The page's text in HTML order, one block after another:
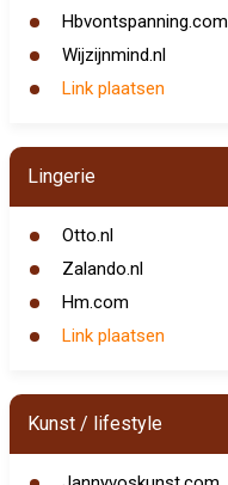
Hbvontspanning.com
Wijzijnmind.nl
Link plaatsen
Lingerie
Otto.nl
Zalando.nl
Hm.com
Link plaatsen
Kunst / lifestyle